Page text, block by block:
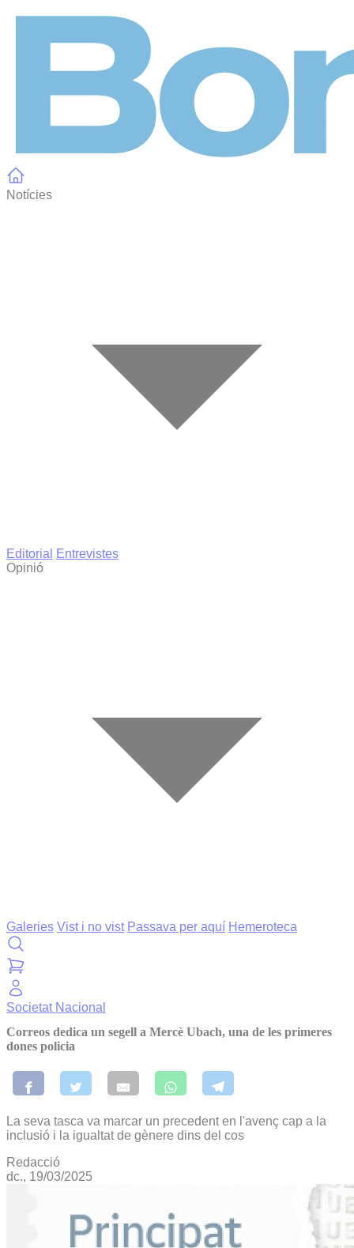
Notícies
Editorial
Entrevistes
Opinió
Galeries Vist i no vist Passava per aquí Hemeroteca
Societat Nacional
Correos dedica un segell a Mercè Ubach, una de les primeres
dones policia
La seva tasca va marcar un precedent en l'avenç cap a la
inclusió i la igualtat de gènere dins del cos
Redacció
dc., 19/03/2025